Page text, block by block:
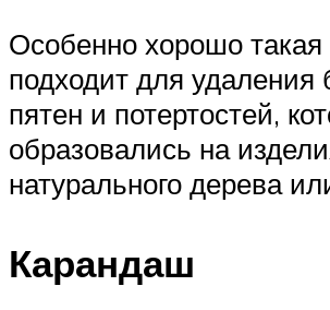
Особенно хорошо такая
подходит для удаления
пятен и потертостей,
образовались на
натурального дерева
Карандаш